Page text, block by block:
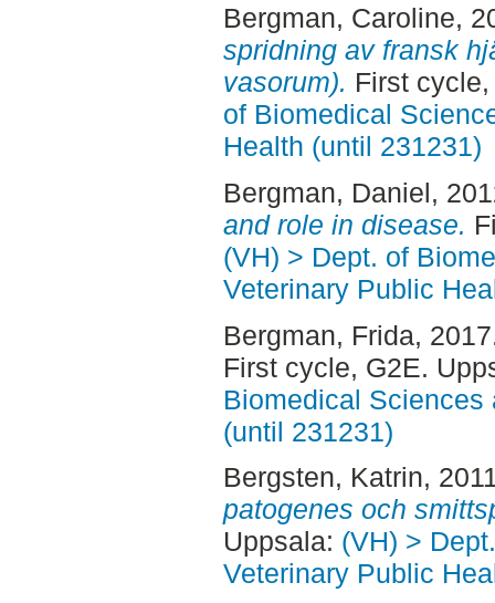
Bergman, Caroline,
spridning av fransk
vasorum). First
of Biomedical
Health (until 231231)
Bergman, Daniel,
and role in disease.
(VH) > Dept. of
Veterinary Public
Bergman, Frida,
First cycle, G2E.
Biomedical Sciences
(until 231231)
Bergsten, Katrin,
patogenes och
Uppsala: (VH) >
Veterinary Public